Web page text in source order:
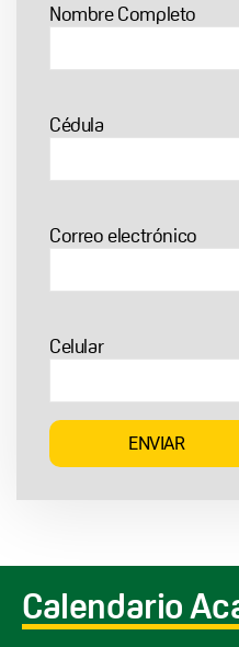
Nombre Completo
Cédula
Correo electrónico
Celular
Calendario